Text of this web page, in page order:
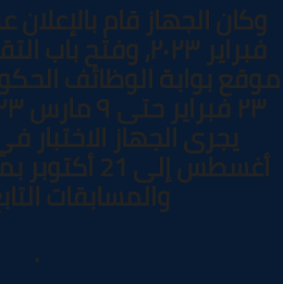
فبراير ٢٠٢٣، وفتح
بوابة الوظائف
يجرى الجهاز الاختبار
أغسطس إلى 21
والمسابقات